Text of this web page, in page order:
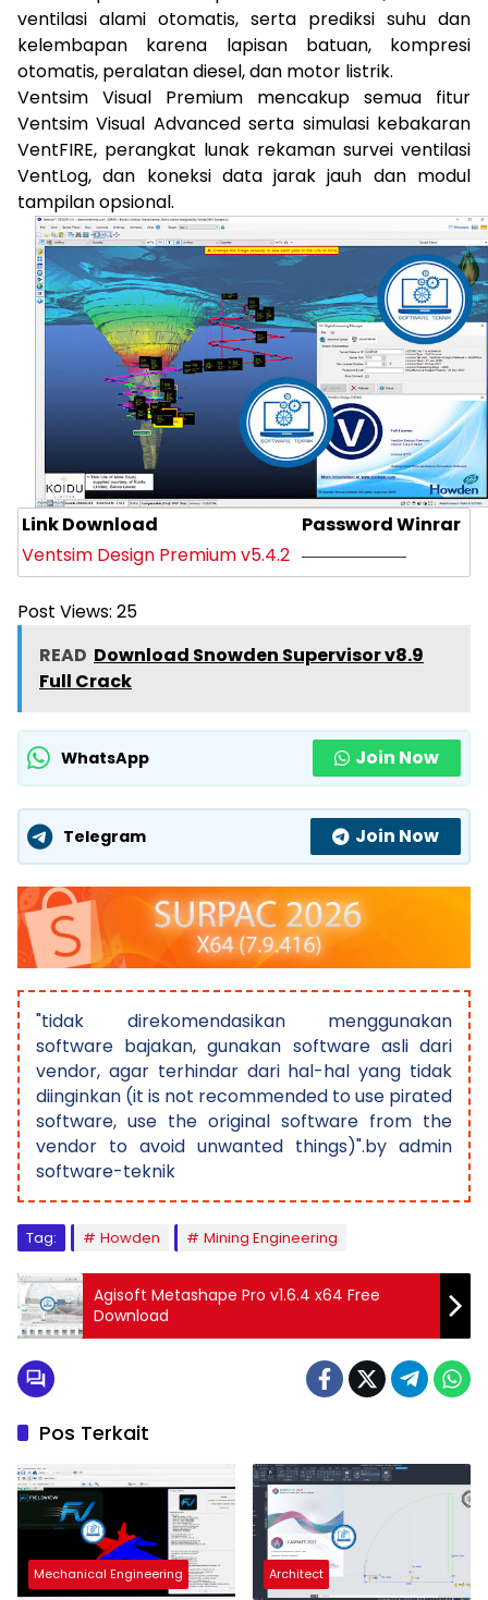
ventilasi alami otomatis, serta prediksi suhu dan
kelembapan karena lapisan batuan, kompresi
otomatis, peralatan diesel, dan motor listrik.
Ventsim Visual Premium mencakup semua fitur
Ventsim Visual Advanced serta simulasi kebakaran
VentFIRE, perangkat lunak rekaman survei ventilasi
VentLog, dan koneksi data jarak jauh dan modul
tampilan opsional.
Link Download
Password Winrar
Ventsim Design Premium v5.4.2
——————
Post Views: 25
READ Download Snowden Supervisor v8.9
Full Crack
WhatsApp Join Now
Telegram Join Now
"tidak direkomendasikan menggunakan
software bajakan, gunakan software asli dari
vendor, agar terhindar dari hal-hal yang tidak
diinginkan (it is not recommended to use pirated
software, use the original software from the
vendor to avoid unwanted things)".by admin
software-teknik
Tag: Howden Mining Engineering
Agisoft Metashape Pro v1.6.4 x64 Free
Download
Pos Terkait
Mechanical Engineering Architect